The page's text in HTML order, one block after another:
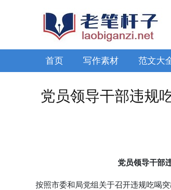
首页 写作素材 范文大
党员领导干部违规
党员领导干部
按照市委和局党组关于召开违规吃喝